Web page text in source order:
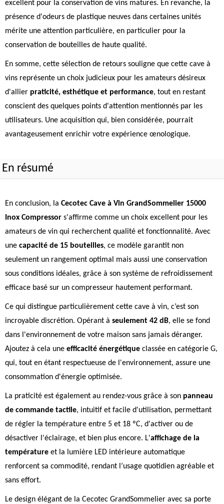
excellent pour la conservation de vins matures. En revanche, la
présence d'odeurs de plastique neuves dans certaines unités
mérite une attention particulière, en particulier pour la
conservation de bouteilles de haute qualité.
En somme, cette sélection de retours souligne que cette cave à
vins représente un choix judicieux pour les amateurs désireux
d'allier praticité, esthétique et performance, tout en restant
conscient des quelques points d'attention mentionnés par les
utilisateurs. Une acquisition qui, bien considérée, pourrait
avantageusement enrichir votre expérience œnologique.
En résumé
En conclusion, la Cecotec Cave à Vin GrandSommelier 15000
Inox Compressor s'affirme comme un choix excellent pour les
amateurs de vin qui recherchent qualité et fonctionnalité. Avec
une capacité de 15 bouteilles, ce modèle garantit non
seulement un rangement optimal mais aussi une conservation
sous conditions idéales, grâce à son système de refroidissement
efficace basé sur un compresseur hautement performant.
Ce qui distingue particulièrement cette cave à vin, c’est son
incroyable discrétion. Opérant à seulement 42 dB, elle se fond
dans l'environnement de votre maison sans jamais déranger.
Ajoutez à cela une efficacité énergétique classée en catégorie G,
qui, tout en étant respectueuse de l'environnement, assure une
consommation d'énergie optimisée.
La praticité est également au rendez-vous grâce à son panneau
de commande tactile, intuitif et facile d'utilisation, permettant
de régler la température entre 5 et 18 ºC, d'activer ou de
désactiver l'éclairage, et bien plus encore. L'affichage de la
température et la lumière LED intérieure automatique
renforcent sa commodité, rendant l’usage quotidien agréable et
sans effort.
Le design élégant de la Cecotec GrandSommelier avec sa porte